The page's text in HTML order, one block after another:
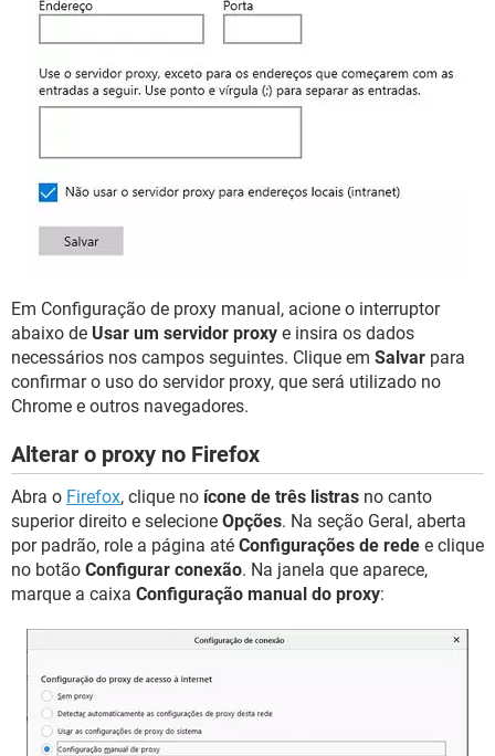
Em Configuração de proxy manual, acione o interruptor
abaixo de Usar um servidor proxy e insira os dados
necessários nos campos seguintes. Clique em Salvar para
confirmar o uso do servidor proxy, que será utilizado no
Chrome e outros navegadores.
Alterar o proxy no Firefox
Abra o Firefox, clique no ícone de três listras no canto
superior direito e selecione Opções. Na seção Geral, aberta
por padrão, role a página até Configurações de rede e clique
no botão Configurar conexão. Na janela que aparece,
marque a caixa Configuração manual do proxy: